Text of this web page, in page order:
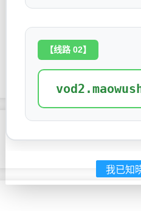
陈都灵 / 周
上映日期：
豆瓣ID：36894289
【线路 02】
我已知